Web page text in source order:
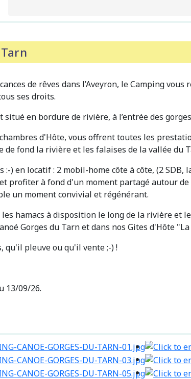
de rêves dans l’Aveyron, le Camping
ses droits.
en bordure de rivière, à l’entrée des
d'Hôte, vous offrent toutes les
fond la rivière et les falaises de la vallée du
) en locatif : 2 mobil-home côte à côte, (2
profiter à fond d'un moment partagé autour de
un moment convivial et régénérant.
hamacs à disposition le long de la rivière et
Gorges du Tarn et dans nos Gites d'Hôte
qu'il pleuve ou qu'il vente ;-) !
13/09/26.